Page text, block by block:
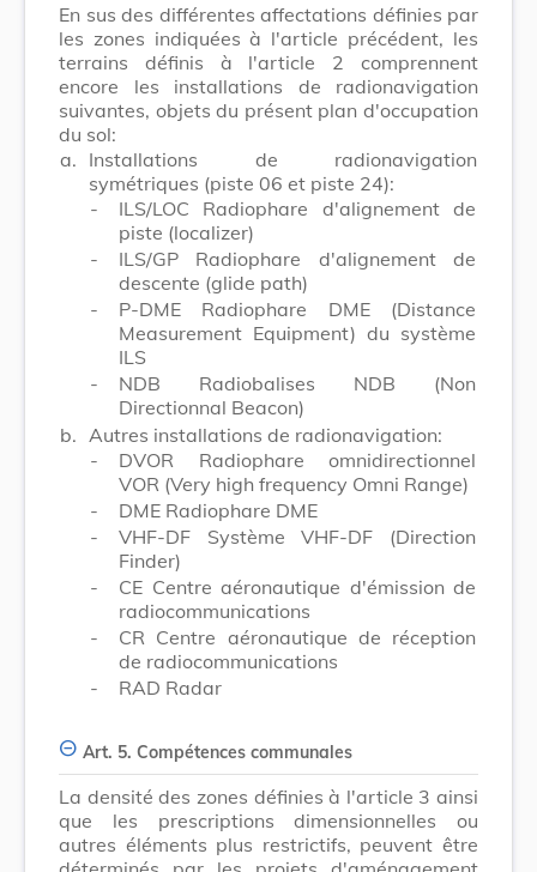
En sus des différentes affectations définies par
les zones indiquées à l'article précédent, les
terrains définis à l'article 2 comprennent
encore les installations de radionavigation
suivantes, objets du présent plan d'occupation
du sol:
a. Installations de radionavigation
symétriques (piste 06 et piste 24):
-
ILS/LOC Radiophare d'alignement de
piste (localizer)
-
ILS/GP Radiophare d'alignement de
descente (glide path)
-
P-DME Radiophare DME (Distance
Measurement Equipment) du système
ILS
-
NDB Radiobalises NDB (Non
Directionnal Beacon)
b. Autres installations de radionavigation:
-
DVOR Radiophare omnidirectionnel
VOR (Very high frequency Omni Range)
-
DME Radiophare DME
-
VHF-DF Système VHF-DF (Direction
Finder)
-
CE Centre aéronautique d'émission de
radiocommunications
-
CR Centre aéronautique de réception
de radiocommunications
-
RAD Radar
Art. 5. Compétences communales
La densité des zones définies à l'article 3 ainsi
que les prescriptions dimensionnelles ou
autres éléments plus restrictifs, peuvent être